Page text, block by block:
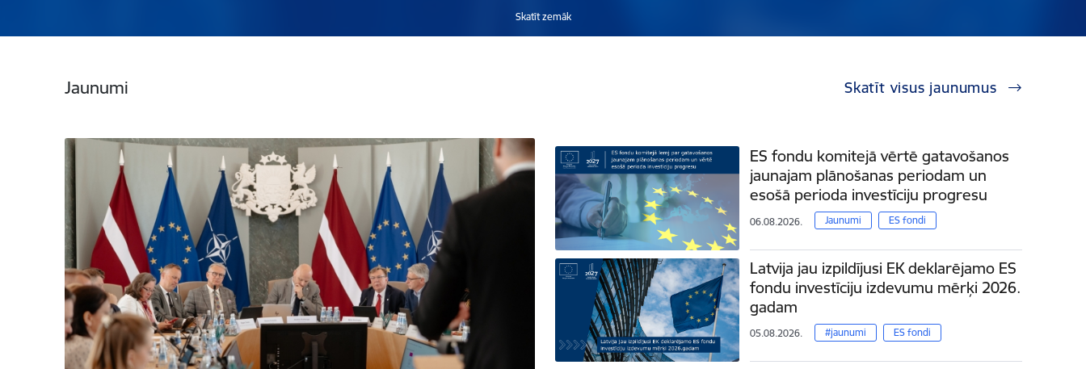
Skatīt zemāk
Jaunumi Skatīt visus jaunumus
ES fondu komitejā vērtē gatavošanos
jaunajam plānošanas periodam un
esošā perioda investīciju progresu
06.08.2026. Jaunumi ES fondi
Latvija jau izpildījusi EK deklarējamo ES
fondu investīciju izdevumu mērķi 2026.
gadam
05.08.2026. #jaunumi ES fondi